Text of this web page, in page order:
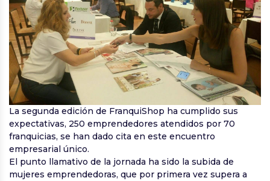
La segunda edición de FranquiShop ha cumplido sus
expectativas, 250 emprendedores atendidos por 70
franquicias, se han dado cita en este encuentro
empresarial único.
El punto llamativo de la jornada ha sido la subida de
mujeres emprendedoras, que por primera vez supera a